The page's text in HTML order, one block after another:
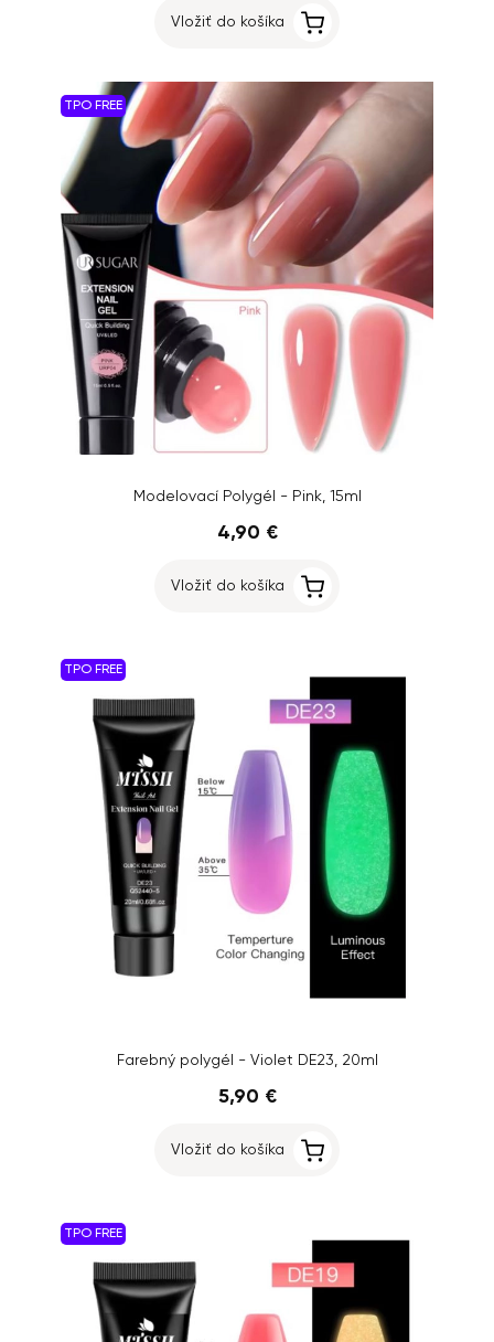
Vložiť do košíka
TPO FREE
Modelovací Polygél - Pink, 15ml
4,90 €
Vložiť do košíka
TPO FREE
Farebný polygél - Violet DE23, 20ml
5,90 €
Vložiť do košíka
TPO FREE